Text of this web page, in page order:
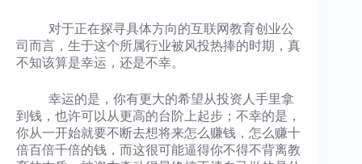
对于正在探寻具体方向的互联网教育创业公
司而言，生于这个所属行业被风投热捧的时期，真
不知该算是幸运，还是不幸。
幸运的是，你有更大的希望从投资人手里拿
到钱，也许可以从更高的台阶上起步；不幸的是，
你从一开始就要不断去想将来怎么赚钱，怎么赚十
倍百倍千倍的钱，而这很可能逼得你不得不背离教